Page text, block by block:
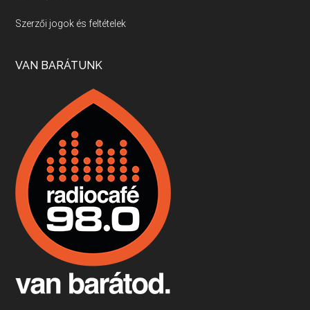
Villány, kékfrankos, Jackfall
Apr 17, 2026 • 00:35:38
Boston, teadélután, bab és homár
Apr 9, 2026 • 00:37:17
Fermentáljunk, a testünk meghálálja!
Apr 3, 2026 • 00:36:07
Szerzői jogok és feltételek
VAN BARÁTUNK